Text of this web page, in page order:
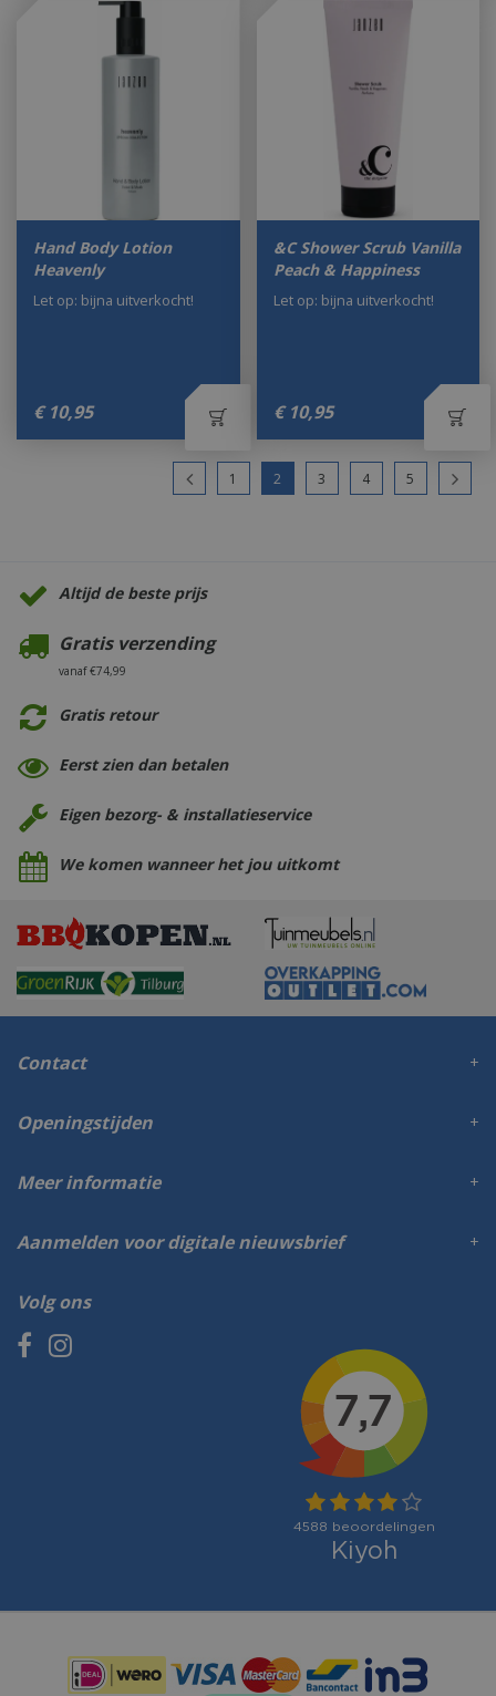
Hand Body Lotion
Heavenly
€ 10,95
Let op: bijna uitverkocht!
&C Shower Scrub Vanilla
Peach & Happiness
€ 10,95
Let op: bijna uitverkocht!
1 2 3 4 5
Altijd de beste prijs
Gratis verzending
vanaf €74,99
Gratis retour
Eerst zien dan betalen
Eigen bezorg- & installatieservice
We komen wanneer het jou uitkomt
Contact
Volg ons
Openingstijden
Meer informatie
Aanmelden voor digitale nieuwsbrief